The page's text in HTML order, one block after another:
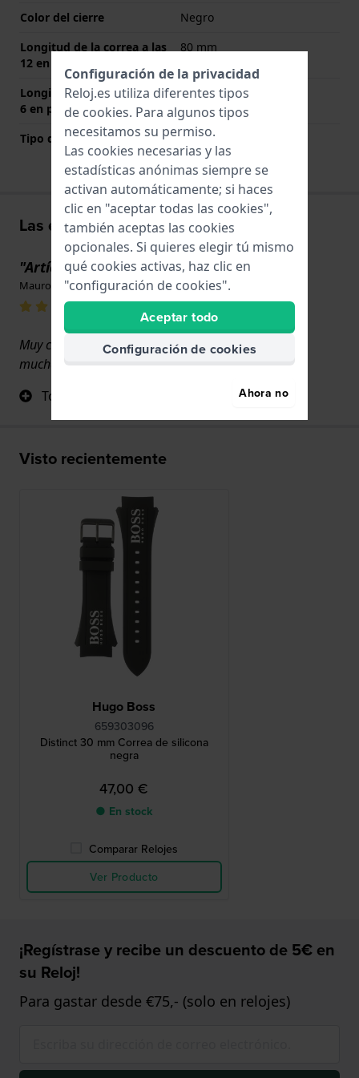
Color del cierre
Negro
Longitud de la correa a las
12 en punto (mm)
80 mm
Longitud de la correa a las
6 en punto (mm)
125 mm
Tipo de montaje Pasadores de resorte
Las experiencias de los usuarios
"Artículo original"
Mauro Tirado · 23 de mayo de 2025
Muy contento, mi reloj vuelve a lucir como nuevo,
muchas gracias 😊
Todo
Visto recientemente
Hugo Boss
659303096
Distinct 30 mm Correa de silicona
negra
47,00 €
● En stock
Comparar Relojes
Ver Producto
¡Regístrase y recibe un descuento de 5€ en
su Reloj!
Para gastar desde €75,- (solo en relojes)
Configuración de la privacidad
Reloj.es utiliza diferentes tipos
de cookies. Para algunos tipos
necesitamos su permiso.
Las cookies necesarias y las
estadísticas anónimas siempre se
activan automáticamente; si haces
clic en "aceptar todas las cookies",
también aceptas las cookies
opcionales. Si quieres elegir tú mismo
qué cookies activas, haz clic en
"configuración de cookies".
Aceptar todo
Configuración de cookies
Ahora no